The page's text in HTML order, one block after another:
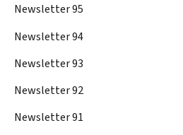
Newsletter 95
Newsletter 94
Newsletter 93
Newsletter 92
Newsletter 91